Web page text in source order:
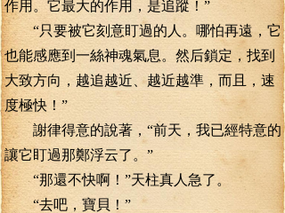
作用。它最大的作用，是追蹤！”
“只要被它刻意盯過的人。哪怕再遠，它
也能感應到一絲神魂氣息。然后鎖定，找到
大致方向，越追越近、越近越準，而且，速
度極快！”
謝律得意的說著，“前天，我已經特意的
讓它盯過那鄭浮云了。”
“那還不快啊！”天柱真人急了。
“去吧，寶貝！”